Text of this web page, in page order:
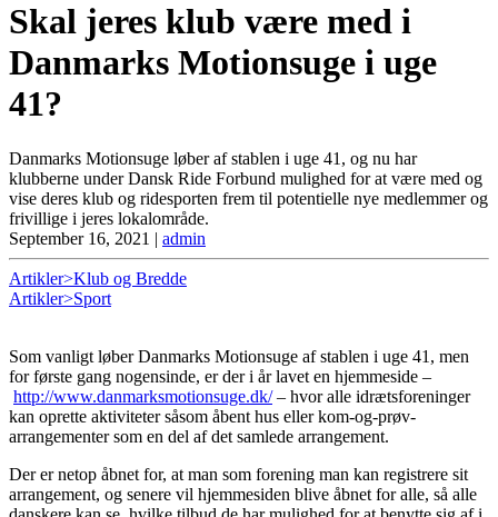
Skal jeres klub være med i
Danmarks Motionsuge i uge
41?
Danmarks Motionsuge løber af stablen i uge 41, og nu har
klubberne under Dansk Ride Forbund mulighed for at være med og
vise deres klub og ridesporten frem til potentielle nye medlemmer og
frivillige i jeres lokalområde.
September 16, 2021 | admin
Artikler>Klub og Bredde
Artikler>Sport
Som vanligt løber Danmarks Motionsuge af stablen i uge 41, men
for første gang nogensinde, er der i år lavet en hjemmeside –
http://www.danmarksmotionsuge.dk/– hvor alle idrætsforeninger
kan oprette aktiviteter såsom åbent hus eller kom-og-prøv-
arrangementer som en del af det samlede arrangement.
Der er netop åbnet for, at man som forening man kan registrere sit
arrangement, og senere vil hjemmesiden blive åbnet for alle, så alle